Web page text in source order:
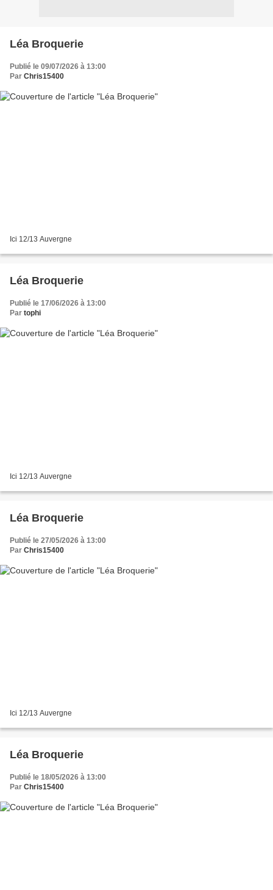
Léa Broquerie
Publié le 09/07/2026 à 13:00
Par Chris15400
Ici 12/13 Auvergne
Léa Broquerie
Publié le 17/06/2026 à 13:00
Par tophi
Ici 12/13 Auvergne
Léa Broquerie
Publié le 27/05/2026 à 13:00
Par Chris15400
Ici 12/13 Auvergne
Léa Broquerie
Publié le 18/05/2026 à 13:00
Par Chris15400